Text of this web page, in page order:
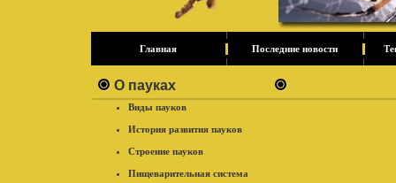
Главная Последние новости
О пауках
Виды пауков
История развития пауков
Строение пауков
Пищеварительная система